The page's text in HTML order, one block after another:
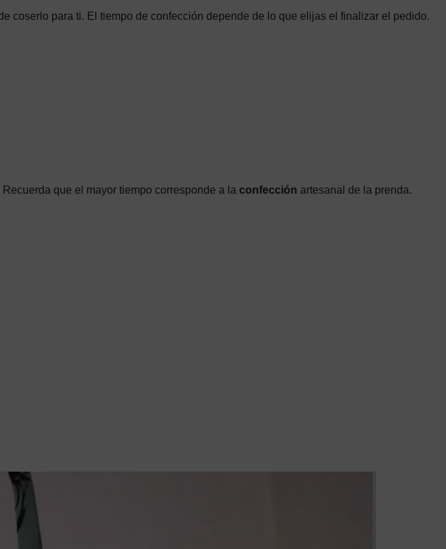
coserlo para ti. El tiempo de confección depende de lo que elijas el finalizar el pedido.
que el mayor tiempo corresponde a la confección artesanal de la prenda.